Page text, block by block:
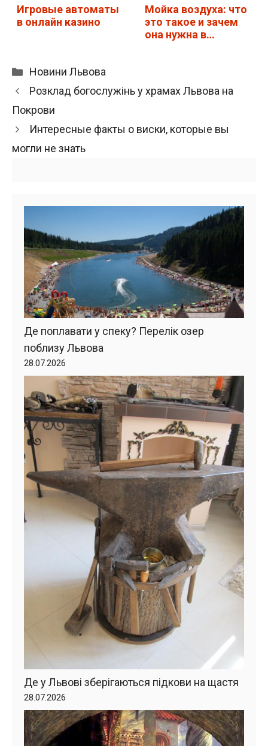
Игровые автоматы
в онлайн казино
Мойка воздуха: что
это такое и зачем
она нужна в…
Категорії
Новини Львова
Розклад богослужінь у храмах Львова на
Покрови
Интересные факты о виски, которые вы
могли не знать
Де поплавати у спеку? Перелік озер
поблизу Львова
28.07.2026
Де у Львові зберігаються підкови на щастя
28.07.2026